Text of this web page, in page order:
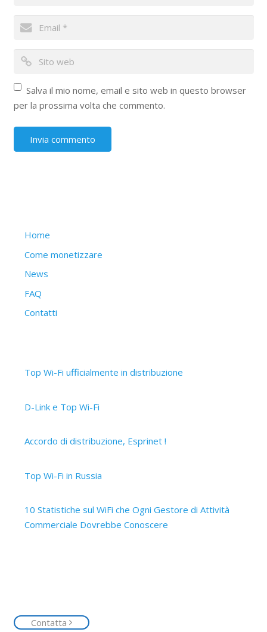
Salva il mio nome, email e sito web in questo browser
per la prossima volta che commento.
Home
Come monetizzare
News
FAQ
Contatti
Top Wi-Fi ufficialmente in distribuzione
D-Link e Top Wi-Fi
Accordo di distribuzione, Esprinet !
Top Wi-Fi in Russia
10 Statistiche sul WiFi che Ogni Gestore di Attività
Commerciale Dovrebbe Conoscere
Contatta